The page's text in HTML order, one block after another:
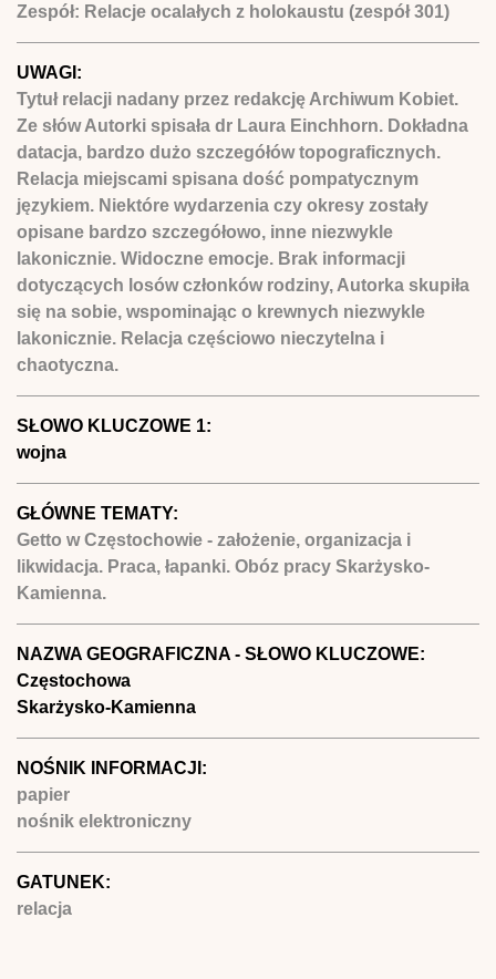
Zespół: Relacje ocalałych z holokaustu (zespół 301)
UWAGI:
Tytuł relacji nadany przez redakcję Archiwum Kobiet.
Ze słów Autorki spisała dr Laura Einchhorn. Dokładna
datacja, bardzo dużo szczegółów topograficznych.
Relacja miejscami spisana dość pompatycznym
językiem. Niektóre wydarzenia czy okresy zostały
opisane bardzo szczegółowo, inne niezwykle
lakonicznie. Widoczne emocje. Brak informacji
dotyczących losów członków rodziny, Autorka skupiła
się na sobie, wspominając o krewnych niezwykle
lakonicznie. Relacja częściowo nieczytelna i
chaotyczna.
SŁOWO KLUCZOWE 1:
wojna
GŁÓWNE TEMATY:
Getto w Częstochowie - założenie, organizacja i
likwidacja. Praca, łapanki. Obóz pracy Skarżysko-
Kamienna.
NAZWA GEOGRAFICZNA - SŁOWO KLUCZOWE:
Częstochowa
Skarżysko-Kamienna
NOŚNIK INFORMACJI:
papier
nośnik elektroniczny
GATUNEK:
relacja